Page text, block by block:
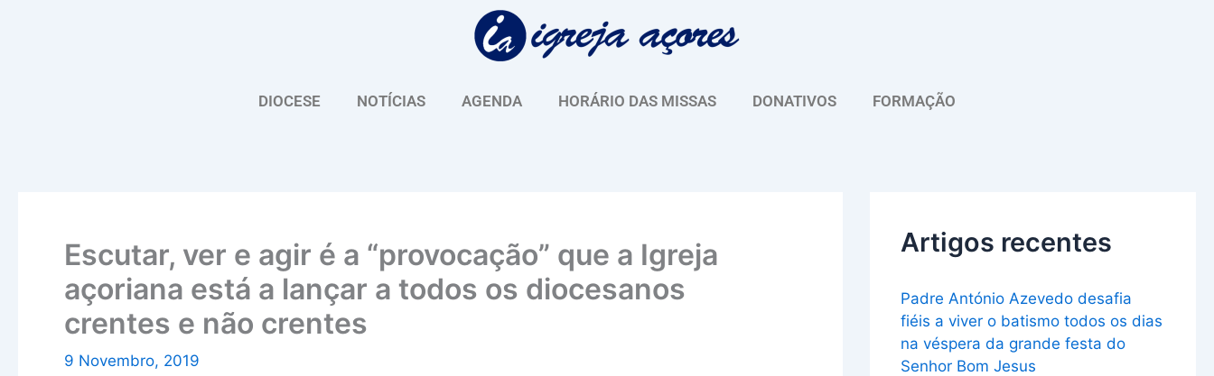
DIOCESE NOTÍCIAS AGENDA HORÁRIO DAS MISSAS DONATIVOS FORMAÇÃO
Escutar, ver e agir é a “provocação” que a Igreja
açoriana está a lançar a todos os diocesanos
crentes e não crentes
9 Novembro, 2019
Artigos recentes
Padre António Azevedo desafia
fiéis a viver o batismo todos os dias
na véspera da grande festa do
Senhor Bom Jesus
u